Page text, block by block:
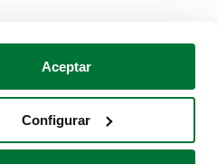
Aceptar
Configurar